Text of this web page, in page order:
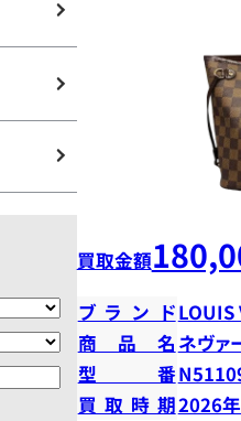
買取金額
ブランドLOUIS
商品名 ネヴァ
型番
買取時期2026